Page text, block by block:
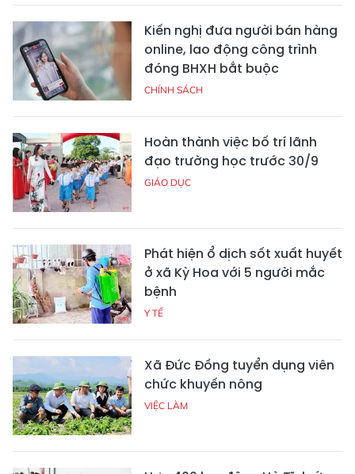
Kiến nghị đưa người bán hàng
online, lao động công trình
đóng BHXH bắt buộc
CHÍNH SÁCH
Hoàn thành việc bố trí lãnh
đạo trường học trước 30/9
GIÁO DỤC
Phát hiện ổ dịch sốt xuất huyết
ở xã Kỳ Hoa với 5 người mắc
bệnh
Y TẾ
Xã Đức Đồng tuyển dụng viên
chức khuyến nông
VIỆC LÀM